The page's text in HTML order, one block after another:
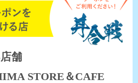
舗
STORE＆CAFE